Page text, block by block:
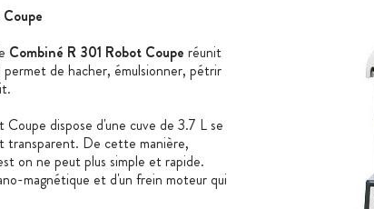
Combiné R 301 Robot Coupe réunit
de hacher, émulsionner, pétrir
Coupe dispose d'une cuve de 3.7 L se
transparent. De cette manière,
on ne peut plus simple et rapide.
magnétique et d'un frein moteur qui